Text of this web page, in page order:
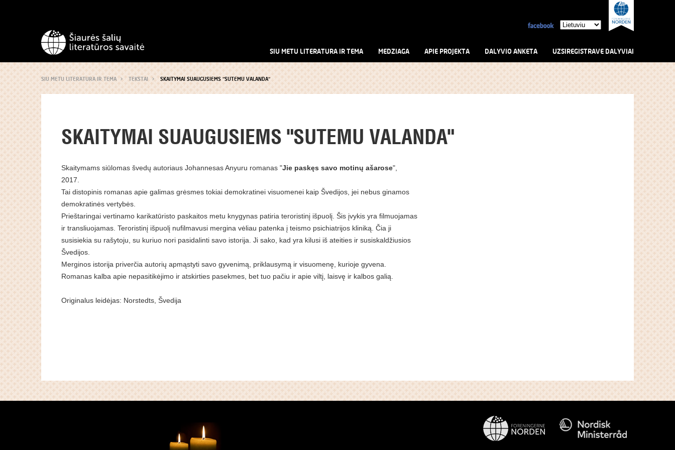
SIU METU LITERATURA IR TEMA MEDZIAGA APIE PROJEKTA DALYVIO ANKETA UZSIREGISTRAVE DALYVIAI
SIU METU LITERATURA IR TEMA TEKSTAI SKAITYMAI SUAUGUSIEMS "SUTEMU VALANDA"
SKAITYMAI SUAUGUSIEMS "SUTEMU VALANDA"
Skaitymams siūlomas švedų autoriaus Johannesas Anyuru romanas "Jie paskęs savo motinų ašarose",
2017.
Tai distopinis romanas apie galimas grėsmes tokiai demokratinei visuomenei kaip Švedijos, jei nebus ginamos
demokratinės vertybės.
Prieštaringai vertinamo karikatūristo paskaitos metu knygynas patiria teroristinį išpuolį. Šis įvykis yra filmuojamas
ir transliuojamas. Teroristinį išpuolį nufilmavusi mergina vėliau patenka į teismo psichiatrijos kliniką. Čia ji
susisiekia su rašytoju, su kuriuo nori pasidalinti savo istorija. Ji sako, kad yra kilusi iš ateities ir susiskaldžiusios
Švedijos.
Merginos istorija priverčia autorių apmąstyti savo gyvenimą, priklausymą ir visuomenę, kurioje gyvena.
Romanas kalba apie nepasitikėjimo ir atskirties pasekmes, bet tuo pačiu ir apie viltį, laisvę ir kalbos galią.
Originalus leidėjas: Norstedts, Švedija